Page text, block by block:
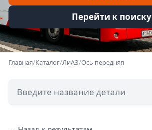
Перейти к поиску
Главная/Каталог/ЛиАЗ/Ось передняя